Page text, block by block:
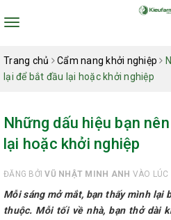
Toggle
Trang chủ Cẩm nang khởi nghiệp
lại để bắt đầu lại hoặc khởi nghiệp
Những dấu hiệu bạn
lại hoặc khởi nghiệp
ĐĂNG BỞIVŨ NHẬT MINH ANH VÀO
Mỗi sáng mở mắt, bạn thấy mình lại
thuộc. Mỗi tối về nhà, bạn thở dài